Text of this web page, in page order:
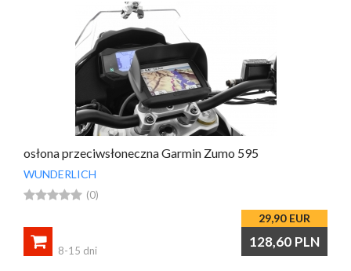
osłona przeciwsłoneczna Garmin Zumo 595
WUNDERLICH
 (0)
29,90 EUR
128,60 PLN

8-15 dni